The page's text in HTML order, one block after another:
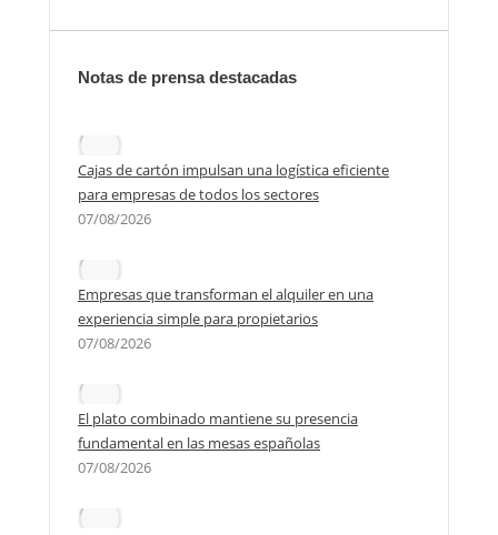
Notas de prensa destacadas
Cajas de cartón impulsan una logística eficiente
para empresas de todos los sectores
07/08/2026
Empresas que transforman el alquiler en una
experiencia simple para propietarios
07/08/2026
El plato combinado mantiene su presencia
fundamental en las mesas españolas
07/08/2026